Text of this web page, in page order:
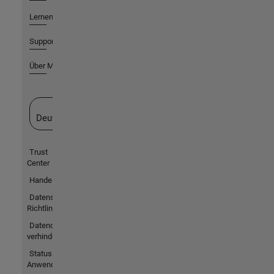
Lernen
Support
Über MathWorks
Deutschland
Trust
Center
Handelsmarken
Datenschutz-
Richtlinien
Datendiebstahl
verhindern
Status von
Anwendungen